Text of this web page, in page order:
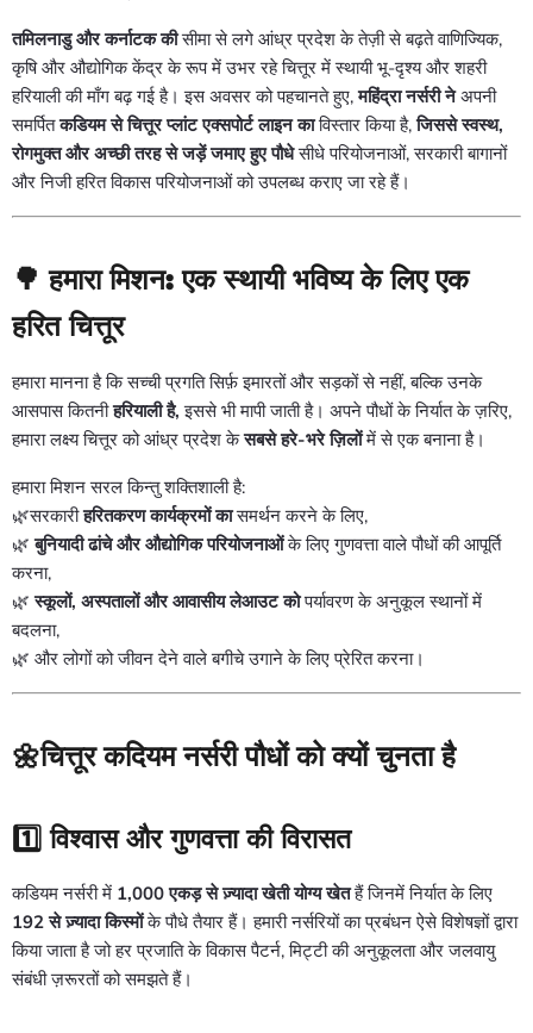
तमिलनाडु और कर्नाटक कीसीमा से लगे आंध्र प्रदेश के तेज़ी से बढ़ते वाणिज्यिक,
कृषि और औद्योगिक केंद्र के रूप में उभर रहे चित्तूर में स्थायी भू-दृश्य और शहरी
हरियाली की माँग बढ़ गई है। इस अवसर को पहचानते हुए,महिंद्रा नर्सरी नेअपनी
समर्पितकडियम से चित्तूर प्लांट एक्सपोर्ट लाइन काविस्तार किया है,जिससे स्वस्थ,
रोगमुक्त और अच्छी तरह से जड़ें जमाए हुए पौधेसीधे परियोजनाओं, सरकारी बागानों
और निजी हरित विकास परियोजनाओं को उपलब्ध कराए जा रहे हैं।
🌳हमारा मिशन: एक स्थायी भविष्य के लिए एक
हरित चित्तूर
हमारा मानना ​​है कि सच्ची प्रगति सिर्फ़ इमारतों और सड़कों से नहीं, बल्कि उनके
आसपास कितनीहरियाली है, इससे भी मापी जाती है। अपने पौधों के निर्यात के ज़रिए,
हमारा लक्ष्य चित्तूर को आंध्र प्रदेश केसबसे हरे-भरे ज़िलोंमें से एक बनाना है।
हमारा मिशन सरल किन्तु शक्तिशाली है:
🌿सरकारीहरितकरण कार्यक्रमों कासमर्थन करने के लिए,
🌿बुनियादी ढांचे और औद्योगिक परियोजनाओंके लिए गुणवत्ता वाले पौधों की आपूर्ति
करना,
🌿स्कूलों, अस्पतालों और आवासीय लेआउट कोपर्यावरण के अनुकूल स्थानों में
बदलना,
🌿 और लोगों को जीवन देने वाले बगीचे उगाने के लिए प्रेरित करना।
🌼चित्तूरकदियम नर्सरी पौधों को क्यों चुनता है
1️⃣विश्वास और गुणवत्ता की विरासत
कडियम नर्सरी में 1,000 एकड़ से ज़्यादा खेती योग्य खेतहैं जिनमें निर्यात के लिए
192 से ज़्यादा किस्मोंके पौधे तैयार हैं। हमारी नर्सरियों का प्रबंधन ऐसे विशेषज्ञों द्वारा
किया जाता है जो हर प्रजाति के विकास पैटर्न, मिट्टी की अनुकूलता और जलवायु
संबंधी ज़रूरतों को समझते हैं।